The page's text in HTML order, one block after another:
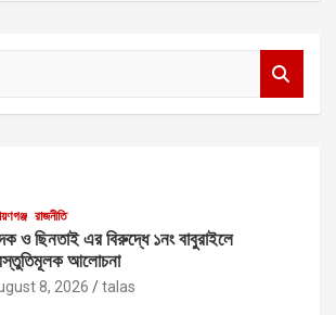
রাজনীতি
ও ছিনতাই এর বিরুদ্ধে ১নং বাবুরাইলে
আলোচনা
8, 2026 talas